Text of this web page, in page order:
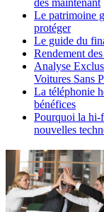
dès maintenant
Le patrimoine
protéger
Le guide du
Rendement
Analyse
Voitures Sans
La téléphonie
bénéfices
Pourquoi la hi-
nouvelles